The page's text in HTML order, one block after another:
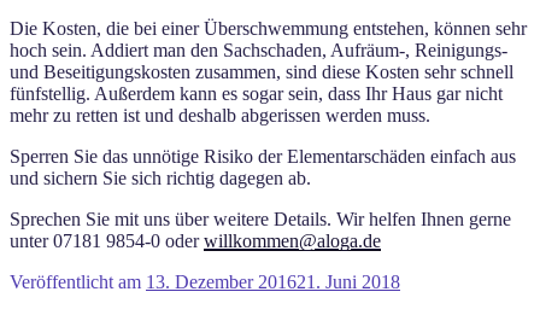
Die Kosten, die bei einer Überschwemmung entstehen, können sehr
hoch sein. Addiert man den Sachschaden, Aufräum-, Reinigungs-
und Beseitigungskosten zusammen, sind diese Kosten sehr schnell
fünfstellig. Außerdem kann es sogar sein, dass Ihr Haus gar nicht
mehr zu retten ist und deshalb abgerissen werden muss.
Sperren Sie das unnötige Risiko der Elementarschäden einfach aus
und sichern Sie sich richtig dagegen ab.
Sprechen Sie mit uns über weitere Details. Wir helfen Ihnen gerne
unter 07181 9854-0 oderwillkommen@aloga.de
Veröffentlicht am 13. Dezember 201621. Juni 2018